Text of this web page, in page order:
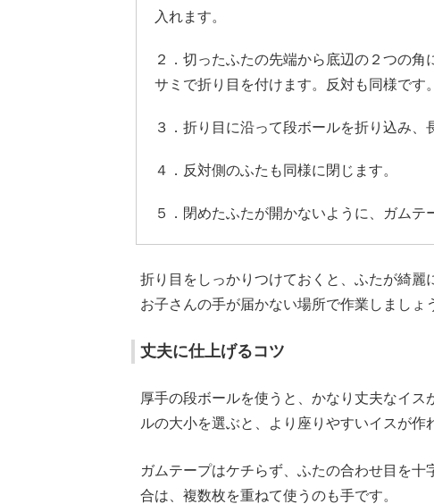
入れます。
２．切ったふたの先端から底辺の２つの
サミで折り目を付けます。反対も同様です。
３．折り目に沿って段ボールを折り込み、
４．反対側のふたも同様に閉じます。
５．閉めたふたが開かないように、ガムテ
折り目をしっかりつけておくと、ふたが綺
お子さんの手が届かない場所で作業しましょ
丈夫に仕上げるコツ
厚手の段ボールを使うと、かなり丈夫なイ
ルの大小を選ぶと、より座りやすいイスが作
ガムテープはケチらず、ふたの合わせ目を
合は、複数枚を重ねて使うのも手です。